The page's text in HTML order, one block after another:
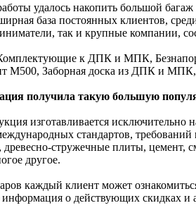
удалось накопить большой
база постоянных клиентов,
так и крупные компании,
к ДПК и МПК,
М500, Заборная доска из ДПК и
получила такую большую
изготавливается исключительно
стандартов,
древесно-стружечные плиты, цемент,
другое.
каждый клиент может
информация о действующих скидках и